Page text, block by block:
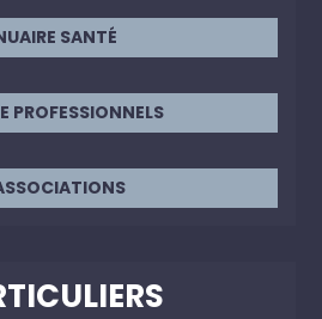
SANTÉ
PROFESSIONNELS